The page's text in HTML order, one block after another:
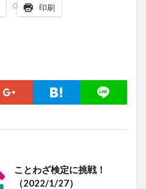
印刷
ことわざ検定に挑戦！
（2022/1/27）